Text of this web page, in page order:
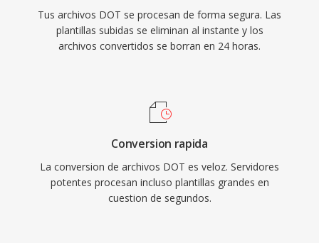
Tus archivos DOT se procesan de forma segura. Las
plantillas subidas se eliminan al instante y los
archivos convertidos se borran en 24 horas.
Conversion rapida
La conversion de archivos DOT es veloz. Servidores
potentes procesan incluso plantillas grandes en
cuestion de segundos.